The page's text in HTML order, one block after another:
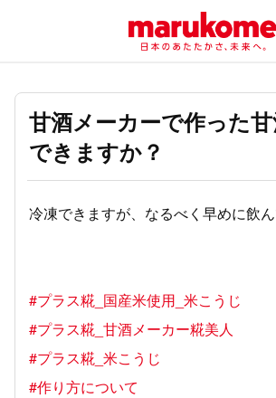
甘酒メーカーで作った
できますか？
冷凍できますが、なるべく早めに飲ん
#プラス糀_国産米使用_米こうじ
#プラス糀_甘酒メーカー糀美人
#プラス糀_米こうじ
#作り方について